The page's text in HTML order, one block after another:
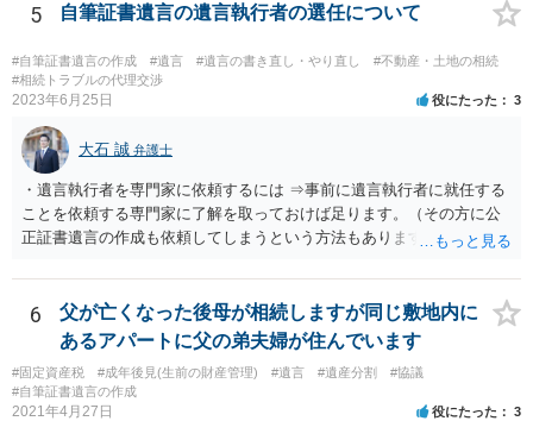
5 自筆証書遺言の遺言執行者の選任について
#自筆証書遺言の作成 #遺言 #遺言の書き直し・やり直し
#不動産・土地の相続
#相続トラブルの代理交渉
2023年6月25日 役にたった 3
大石 誠 弁護士
・遺言執行者を専門家に依頼するには ⇒事前に遺言執行者に就任する
ことを依頼する専門家に了解を取っておけば足ります。（その方に公
正証書遺言の作成も依頼してしまうという方法もあります） 事前に了
ません。 遺言執行者に就任し、遺言執行が完了したときの報酬だけ、
弁護士費用としてかかります。 ・亡くなった際に、法務局に預けた自
筆証書遺言の存在を親族がなかったものにされる可能性 ⇒自筆の遺言
書を法務局に保管した場合、死亡後、法務局に遺言書の有無を照会す
ることになりますので、「法務局に預けた自筆証書遺言の存在を親族
がなかったもの」にすることはできません。 存在をなかったものにす
6
父が亡くなった後母が相続しますが同じ敷地内に
あるアパートに父の弟夫婦が住んでいます
#固定資産税 #成年後見(生前の財産管理) #遺言 #遺産分割
#協議
#自筆証書遺言の作成
2021年4月27日 役にたった 3